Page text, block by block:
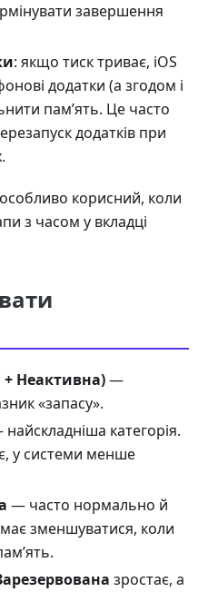
завершення
: якщо тиск триває, iOS
додатки (а згодом і
пам’ять. Це часто
додатків при
корисний, коли
з часом у вкладці
+ Неактивна)—
«запасу».
категорія.
у системи менше
— часто нормально й
зменшуватися, коли
зростає, а